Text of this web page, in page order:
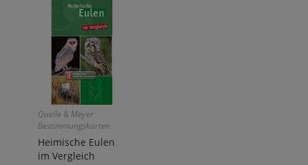
Quelle & Meyer
Bestimmungskarten
Heimische Eulen
im Vergleich